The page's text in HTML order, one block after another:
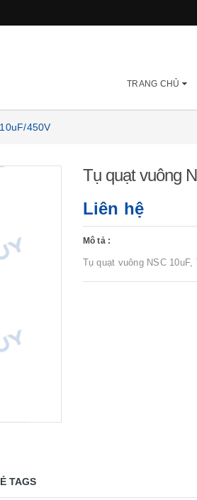
TRANG CHỦ
450V
Tụ quạt vuông
Liên hệ
Mô tả :
Tụ quạt vuông NSC
TAGS